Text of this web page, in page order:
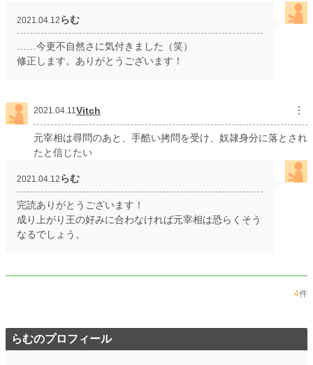
2021.04.12 らむ
……今更不自然さに気付きました（笑）
修正します。ありがとうございます！
2021.04.11Vitch ︙
元宰相は尋問のあと、手酷い拷問を受け、奴隷身分に落とされ
たと信じたい
2021.04.12 らむ
完読ありがとうございます！
成り上がり王の好みに合わなければ元宰相は恐らくそう
なるでしょう。
4件
らむのプロフィール